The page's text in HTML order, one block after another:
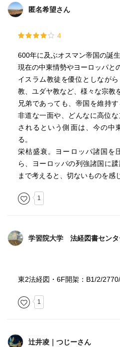
匿名希望さん
4
600年に及ぶオスマン帝国の誕生
現在の中東情勢やヨーロッパと
イスラム教徒を優位としなが
教、ユダヤ教など、様々な宗教
兄弟であっても、帝国を維持
非道な一面や、どんなに高位
されるという側面は、今の中
る。
栄枯盛衰。ヨーロッパ諸国を
ら、ヨーロッパの列強諸国に
まで考えると、切ないものを感
1
学習院大学 法経図書センタ
東2法経図・6F開架：B1/2/
1
辻井凌｜つじーさん